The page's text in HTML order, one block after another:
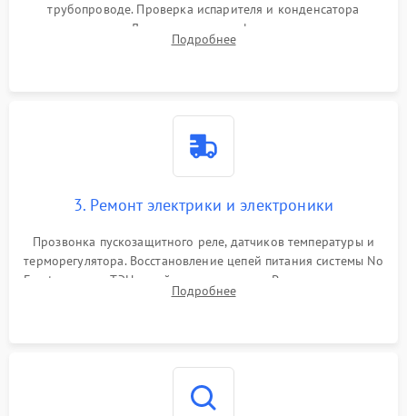
трубопроводе. Проверка испарителя и конденсатора
течеискателем. Демонтаж старого фильтра-осушителя и
продувка капиллярной трубки для устранения засоров.
Подробнее
3. Ремонт электрики и электроники
Прозвонка пускозащитного реле, датчиков температуры и
терморегулятора. Восстановление цепей питания системы No
Frost, включая ТЭН оттайки и вентилятор. Ремонт или замена
платы управления при сбоях алгоритмов.
Подробнее